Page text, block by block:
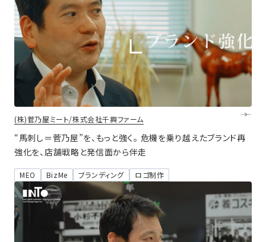
(株)菅乃屋ミート/株式会社千興ファーム
“馬刺し＝菅乃屋”を、もっと強く。 危機を乗り越えたブランド再
強化を、店舗戦略と発信面から伴走
MEO BizMe ブランディング ロゴ制作